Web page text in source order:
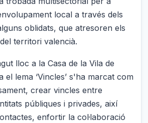
local a través dels
oblidats, que atresoren els
territori valencià.
lloc a la Casa de la Vila de
el lema ‘Vincles’ s'ha marcat com
crear vincles entre
públiques i privades, així
enfortir la col·laboració